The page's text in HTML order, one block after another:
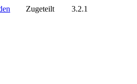
Zugeteilt 3.2.1